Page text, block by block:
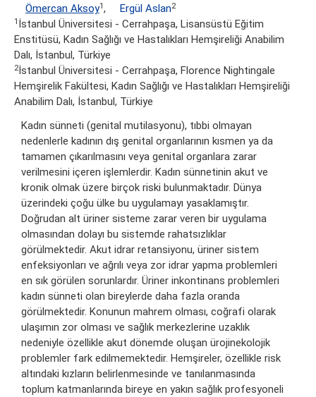
Ömercan Aksoy1, Ergül Aslan2
1 İstanbul Üniversitesi - Cerrahpaşa, Lisansüstü Eğitim
Enstitüsü, Kadın Sağlığı ve Hastalıkları Hemşireliği Anabilim
Dalı, İstanbul, Türkiye
2İstanbul Üniversitesi - Cerrahpaşa, Florence Nightingale
Hemşirelik Fakültesi, Kadın Sağlığı ve Hastalıkları Hemşireliği
Anabilim Dalı, İstanbul, Türkiye
Kadın sünneti (genital mutilasyonu), tıbbi olmayan
nedenlerle kadının dış genital organlarının kısmen ya da
tamamen çıkarılmasını veya genital organlara zarar
verilmesini içeren işlemlerdir. Kadın sünnetinin akut ve
kronik olmak üzere birçok riski bulunmaktadır. Dünya
üzerindeki çoğu ülke bu uygulamayı yasaklamıştır.
Doğrudan alt üriner sisteme zarar veren bir uygulama
olmasından dolayı bu sistemde rahatsızlıklar
görülmektedir. Akut idrar retansiyonu, üriner sistem
enfeksiyonları ve ağrılı veya zor idrar yapma problemleri
en sık görülen sorunlardır. Üriner inkontinans problemleri
kadın sünneti olan bireylerde daha fazla oranda
görülmektedir. Konunun mahrem olması, coğrafi olarak
ulaşımın zor olması ve sağlık merkezlerine uzaklık
nedeniyle özellikle akut dönemde oluşan ürojinekolojik
problemler fark edilmemektedir. Hemşireler, özellikle risk
altındaki kızların belirlenmesinde ve tanılanmasında
toplum katmanlarında bireye en yakın sağlık profesyoneli